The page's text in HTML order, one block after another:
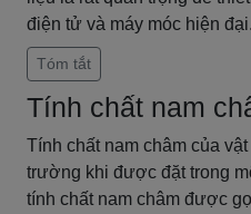
điện tử và máy móc hiện đại.
Tóm tắt
Tính chất nam
Tính chất nam châm của
trường khi được đặt trong
tính chất nam châm được